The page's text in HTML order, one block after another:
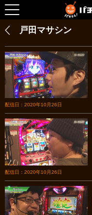
戸田マサシン
配信日：2020年10月26日
配信日：2020年10月26日